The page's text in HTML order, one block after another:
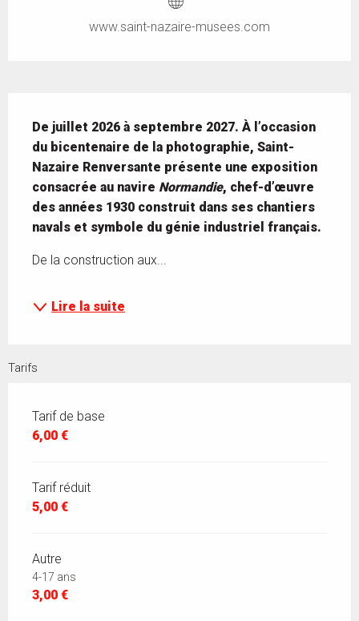
www.saint-nazaire-musees.com
De juillet 2026 à septembre 2027. À l’occasion
du bicentenaire de la photographie, Saint-
Nazaire Renversante présente une exposition
consacrée au navire Normandie, chef-d’œuvre
des années 1930 construit dans ses chantiers
navals et symbole du génie industriel français.
De la construction aux...
Lire la suite
Tarifs
Tarif de base
6,00 €
Tarif réduit
5,00 €
Autre
4-17 ans
3,00 €